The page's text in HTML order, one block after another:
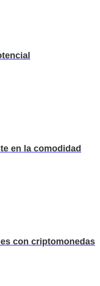
en la comodidad
con criptomonedas